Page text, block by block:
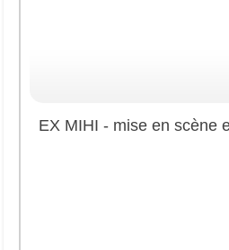
EX MIHI - mise en scène